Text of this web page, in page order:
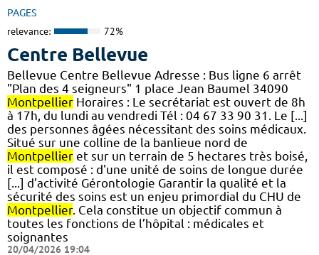
PAGES
relevance: 72%
Centre Bellevue
Bellevue Centre Bellevue Adresse : Bus ligne 6 arrêt
"Plan des 4 seigneurs" 1 place Jean Baumel 34090
Montpellier Horaires : Le secrétariat est ouvert de 8h
à 17h, du lundi au vendredi Tél : 04 67 33 90 31. Le [...]
des personnes âgées nécessitant des soins médicaux.
Situé sur une colline de la banlieue nord de
Montpellier et sur un terrain de 5 hectares très boisé,
il est composé : d'une unité de soins de longue durée
[...] d’activité Gérontologie Garantir la qualité et la
sécurité des soins est un enjeu primordial du CHU de
Montpellier. Cela constitue un objectif commun à
toutes les fonctions de l’hôpital : médicales et
soignantes
20/04/2026 19:04